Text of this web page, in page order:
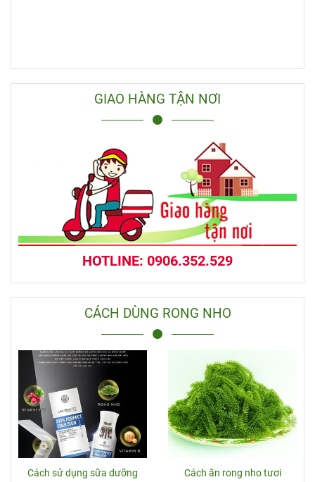
GIAO HÀNG TẬN NƠI
HOTLINE: 0906.352.529
CÁCH DÙNG RONG NHO
Cách sử dụng sữa dưỡng
Cách ăn rong nho tươi